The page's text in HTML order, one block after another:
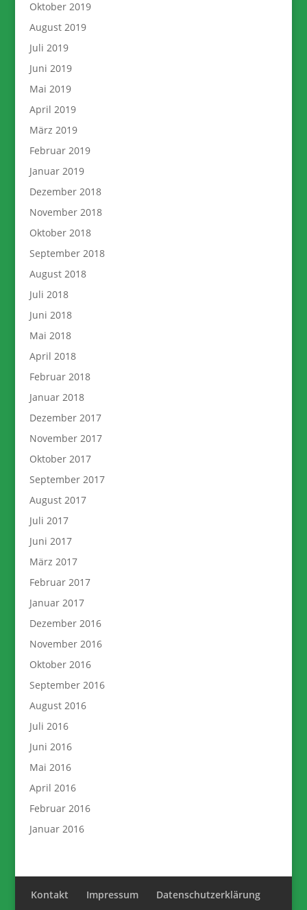
Oktober 2019
August 2019
Juli 2019
Juni 2019
Mai 2019
April 2019
März 2019
Februar 2019
Januar 2019
Dezember 2018
November 2018
Oktober 2018
September 2018
August 2018
Juli 2018
Juni 2018
Mai 2018
April 2018
Februar 2018
Januar 2018
Dezember 2017
November 2017
Oktober 2017
September 2017
August 2017
Juli 2017
Juni 2017
März 2017
Februar 2017
Januar 2017
Dezember 2016
November 2016
Oktober 2016
September 2016
August 2016
Juli 2016
Juni 2016
Mai 2016
April 2016
Februar 2016
Januar 2016
Kontakt Impressum Datenschutzerklärung